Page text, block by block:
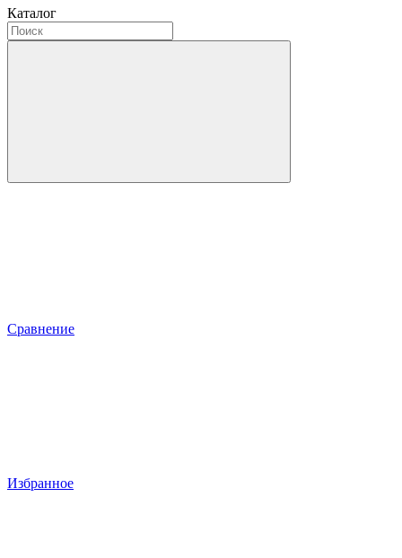
Каталог
Сравнение
Избранное